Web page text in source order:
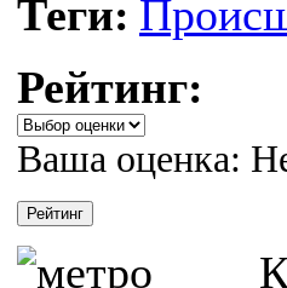
Теги:
Рейтинг:
Ваша оценка: